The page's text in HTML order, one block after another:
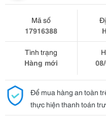
Mã số
17916388
Tình trạng
Hàng mới
Để mua hàng an toàn
thực hiện thanh toán